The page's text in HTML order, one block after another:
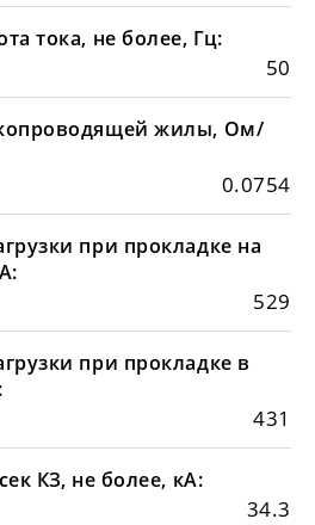
тока, не более, Гц:
50
жилы, Ом/
0.0754
при прокладке на
529
при прокладке в
431
КЗ, не более, кА:
34.3